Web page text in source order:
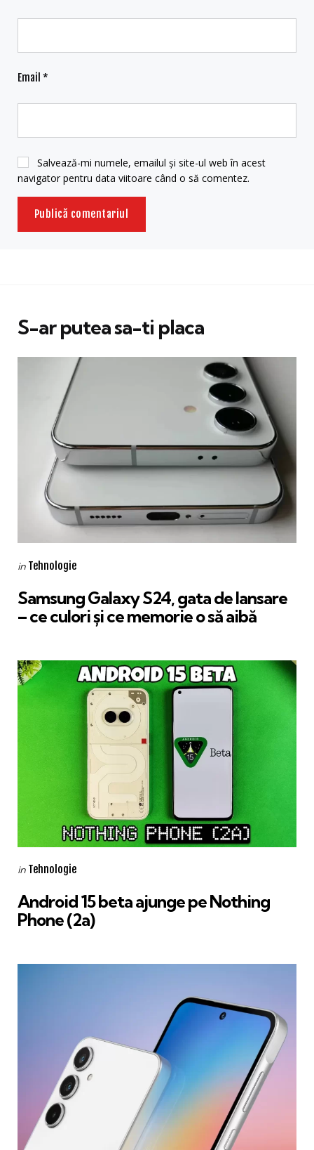
Email *
Salvează-mi numele, emailul și site-ul web în acest
navigator pentru data viitoare când o să comentez.
S-ar putea sa-ti placa
Categories
Posted
in Tehnologie
Samsung Galaxy S24, gata de lansare
– ce culori și ce memorie o să aibă
Categories
Posted
in Tehnologie
Android 15 beta ajunge pe Nothing
Phone (2a)